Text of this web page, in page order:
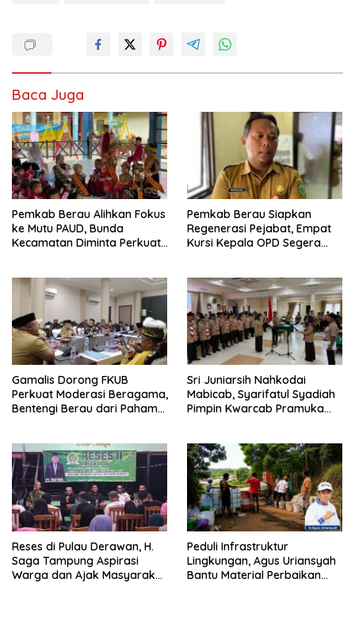
Baca Juga
Pemkab Berau Alihkan Fokus
ke Mutu PAUD, Bunda
Kecamatan Diminta Perkuat
Pemkab Berau Siapkan
Regenerasi Pejabat, Empat
Kursi Kepala OPD Segera
Gamalis Dorong FKUB
Perkuat Moderasi Beragama,
Bentengi Berau dari Paham
Sri Juniarsih Nahkodai
Mabicab, Syarifatul Syadiah
Pimpin Kwarcab Pramuka
Reses di Pulau Derawan, H.
Saga Tampung Aspirasi
Warga dan Ajak Masyarakat
Peduli Infrastruktur
Lingkungan, Agus Uriansyah
Bantu Material Perbaikan